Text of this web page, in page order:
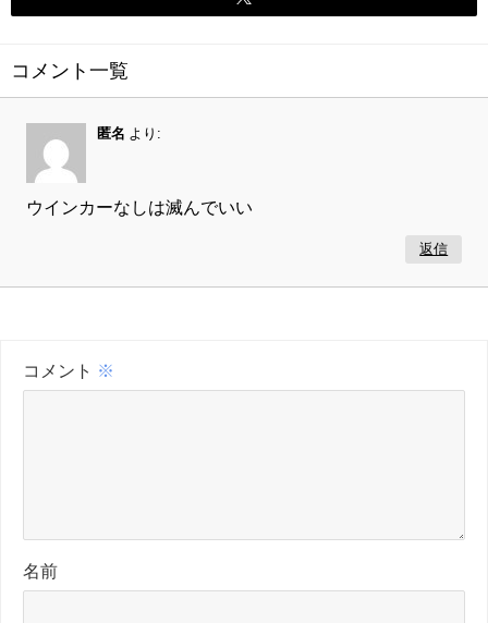
コメント一覧
匿名 より:
ウインカーなしは滅んでいい
返信
コメント ※
名前